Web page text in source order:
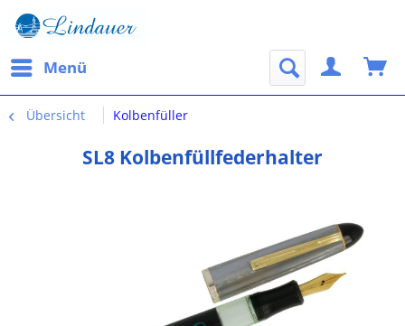
Menü
Übersicht Kolbenfüller
SL8 Kolbenfüllfederhalter